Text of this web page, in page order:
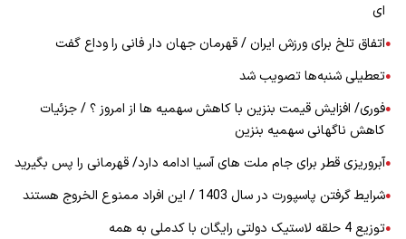
ای
●اتفاق تلخ برای ورزش ایران / قهرمان جهان دار فانی را وداع گفت
●تعطیلی شنبه‌ها تصویب شد
●فوری/ افزایش قیمت بنزین با کاهش سهمیه ها از امروز ؟ / جزئیات
کاهش ناگهانی سهمیه بنزین
●آبروریزی قطر برای جام ملت های آسیا ادامه دارد/ قهرمانی را پس بگیرید
●شرایط گرفتن پاسپورت در سال 1403 / این افراد ممنوع الخروج هستند
●توزیع 4 حلقه لاستیک دولتی رایگان با کدملی به همه